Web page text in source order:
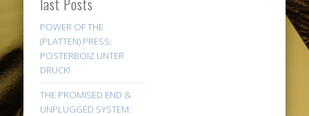
POWER OF THE
(PLATTEN) PRESS:
POSTERBOIZ UNTER
DRUCK!
THE PROMISED END &
UNPLUGGED SYSTEM: